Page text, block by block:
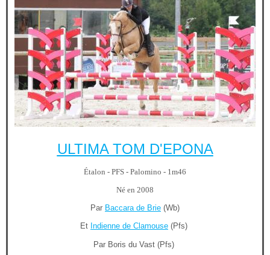
ULTIMA TOM D'EPONA
Étalon - PFS - Palomino - 1m46
Né en 2008
Par Baccara de Brie (Wb)
Et Indienne de Clamouse (Pfs)
Par Boris du Vast (Pfs)